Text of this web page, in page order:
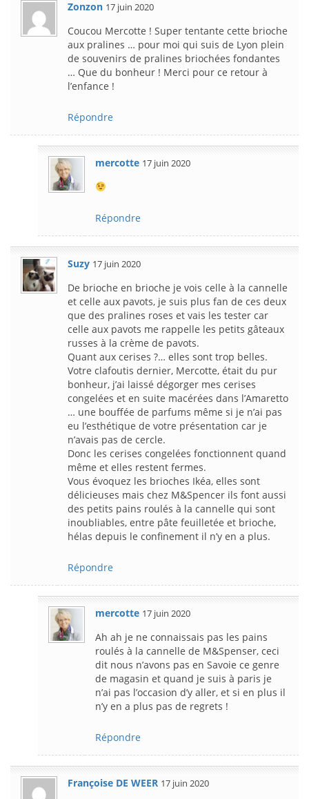
Zonzon 17 juin 2020
Coucou Mercotte ! Super tentante cette brioche
aux pralines … pour moi qui suis de Lyon plein
de souvenirs de pralines briochées fondantes
… Que du bonheur ! Merci pour ce retour à
l’enfance !
Répondre
mercotte 17 juin 2020
Répondre
Suzy 17 juin 2020
De brioche en brioche je vois celle à la cannelle
et celle aux pavots, je suis plus fan de ces deux
que des pralines roses et vais les tester car
celle aux pavots me rappelle les petits gâteaux
russes à la crème de pavots.
Quant aux cerises ?… elles sont trop belles.
Votre clafoutis dernier, Mercotte, était du pur
bonheur, j’ai laissé dégorger mes cerises
congelées et en suite macérées dans l’Amaretto
… une bouffée de parfums même si je n’ai pas
eu l’esthétique de votre présentation car je
n’avais pas de cercle.
Donc les cerises congelées fonctionnent quand
même et elles restent fermes.
Vous évoquez les brioches Ikéa, elles sont
délicieuses mais chez M&Spencer ils font aussi
des petits pains roulés à la cannelle qui sont
inoubliables, entre pâte feuilletée et brioche,
hélas depuis le confinement il n’y en a plus.
Répondre
mercotte 17 juin 2020
Ah ah je ne connaissais pas les pains
roulés à la cannelle de M&Spenser, ceci
dit nous n’avons pas en Savoie ce genre
de magasin et quand je suis à paris je
n’ai pas l’occasion d’y aller, et si en plus il
n’y en a plus pas de regrets !
Répondre
Françoise DE WEER 17 juin 2020